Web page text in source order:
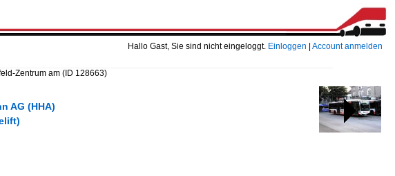
Hallo Gast, Sie sind nicht eingeloggt. Einloggen Account anmelden
Zentrum am (ID 128663)
AG (HHA)